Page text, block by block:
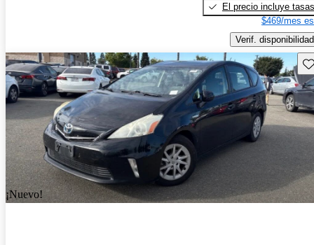
El precio incluye tasas
$469/mes
Verif. disponibilidad
¡Nuevo!